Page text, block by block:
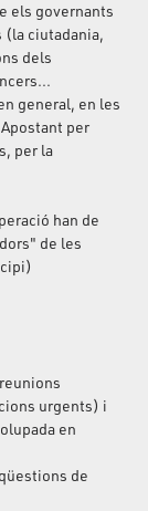
els governants
ciutadania,
dels
general, en les
per
per la
han de
de les
urgents) i
en
de